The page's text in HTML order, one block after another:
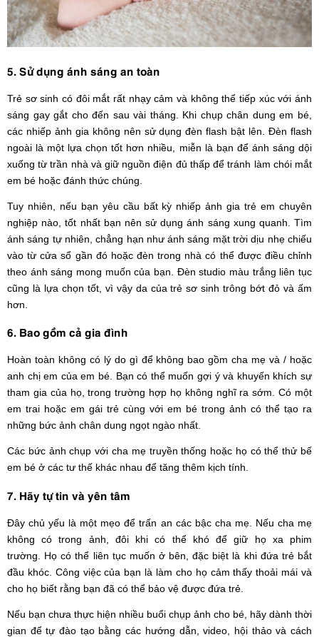
5. Sử dụng ánh sáng an toàn
Trẻ sơ sinh có đôi mắt rất nhạy cảm và không thể tiếp xúc với ánh
sáng gay gắt cho đến sau vài tháng. Khi chụp chân dung em bé,
các nhiếp ảnh gia không nên sử dụng đèn flash bật lên. Đèn flash
ngoài là một lựa chọn tốt hơn nhiều, miễn là bạn để ánh sáng dội
xuống từ trần nhà và giữ nguồn điện đủ thấp để tránh làm chói mắt
em bé hoặc đánh thức chúng.
Tuy nhiên, nếu bạn yêu cầu bất kỳ nhiếp ảnh gia trẻ em chuyên
nghiệp nào, tốt nhất bạn nên sử dụng ánh sáng xung quanh. Tìm
ánh sáng tự nhiên, chẳng hạn như ánh sáng mặt trời dịu nhẹ chiếu
vào từ cửa sổ gần đó hoặc đèn trong nhà có thể được điều chỉnh
theo ánh sáng mong muốn của bạn. Đèn studio màu trắng liên tục
cũng là lựa chọn tốt, vì vậy da của trẻ sơ sinh trông bớt đỏ và ấm
hơn.
6. Bao gồm cả gia đình
Hoàn toàn không có lý do gì để không bao gồm cha mẹ và / hoặc
anh chị em của em bé. Bạn có thể muốn gợi ý và khuyến khích sự
tham gia của họ, trong trường hợp họ không nghĩ ra sớm. Có một
em trai hoặc em gái trẻ cùng với em bé trong ảnh có thể tạo ra
những bức ảnh chân dung ngọt ngào nhất.
Các bức ảnh chụp với cha mẹ truyền thống hoặc họ có thể thử bế
em bé ở các tư thế khác nhau để tăng thêm kịch tính.
7. Hãy tự tin và yên tâm
Đây chủ yếu là một mẹo để trấn an các bậc cha mẹ. Nếu cha mẹ
không có trong ảnh, đôi khi có thể khó để giữ họ xa phim
trường. Họ có thể liên tục muốn ở bên, đặc biệt là khi đứa trẻ bắt
đầu khóc. Công việc của bạn là làm cho họ cảm thấy thoải mái và
cho họ biết rằng bạn đã có thể bảo vệ được đứa trẻ.
Nếu bạn chưa thực hiện nhiều buổi chụp ảnh cho bé, hãy dành thời
gian để tự đào tạo bằng các hướng dẫn, video, hội thảo và cách